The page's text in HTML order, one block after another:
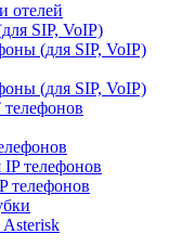
отелей
SIP, VoIP)
(для SIP, VoIP)
(для SIP, VoIP)
телефонов
телефонов